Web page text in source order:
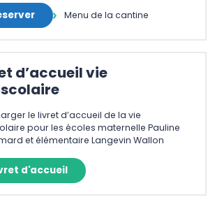
Menu de la cantine
d’accueil vie
le livret d’accueil de la vie
pour les écoles maternelle Pauline
et élémentaire Langevin Wallon
d'accueil